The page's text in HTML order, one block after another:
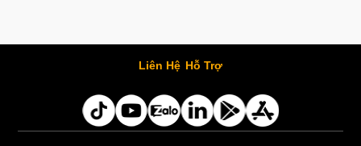
Liên Hệ Hỗ Trợ